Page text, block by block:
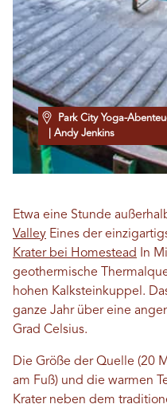
Park City Yoga-
| Andy Jenkins
Etwa eine Stunde
Valley Eines der
Krater bei Homestead
In
geothermische
hohen Kalksteinkuppel.
ganze Jahr über eine
Grad Celsius.
Die Größe der Quelle (20
am Fuß) und die warmen
Krater neben dem